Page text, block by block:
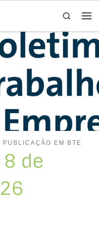
Search
PUBLICAÇÃO EM BTE
8 de